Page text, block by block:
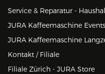
Service & Reparatur -
JURA Kaffeemaschine Events
JURA Kaffeemaschine
Kontakt / Filiale
Filiale Zürich - JURA Store